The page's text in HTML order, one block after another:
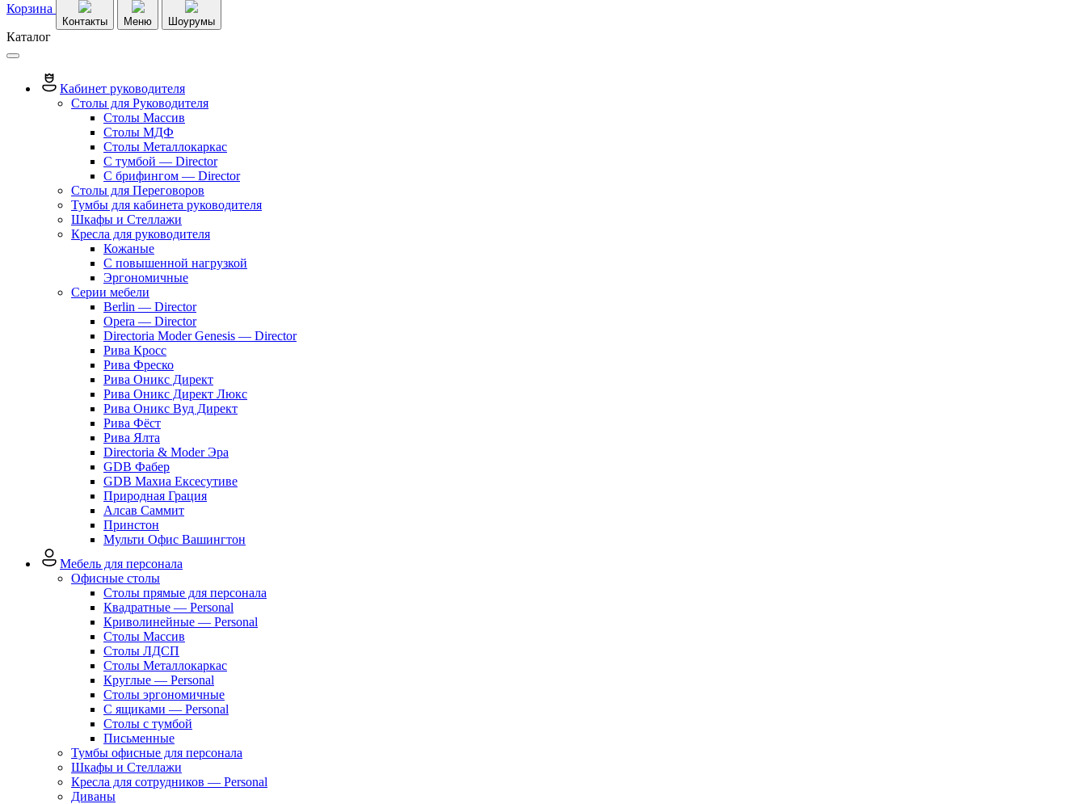
Корзина
Контакты Меню Шоурумы
Каталог
Кабинет руководителя
Столы для Руководителя
Столы Массив
Столы МДФ
Столы Металлокаркас
С тумбой — Director
C брифингом — Director
Столы для Переговоров
Тумбы для кабинета руководителя
Шкафы и Стеллажи
Кресла для руководителя
Кожаные
С повышенной нагрузкой
Эргономичные
Серии мебели
Berlin — Director
Opera — Director
Directoria Moder Genesis — Director
Рива Кросс
Рива Фреско
Рива Оникс Директ
Рива Оникс Директ Люкс
Рива Оникс Вуд Директ
Рива Фёст
Рива Ялта
Directoria & Moder Эра
GDB Фабер
GDB Махиа Ексесутиве
Природная Грация
Алсав Саммит
Принстон
Мульти Офис Вашингтон
Мебель для персонала
Офисные столы
Столы прямые для персонала
Квадратные — Personal
Криволинейные — Personal
Столы Массив
Столы ЛДСП
Столы Металлокаркас
Круглые — Personal
Столы эргономичные
С ящиками — Personal
Столы с тумбой
Письменные
Тумбы офисные для персонала
Шкафы и Стеллажи
Кресла для сотрудников — Personal
Диваны